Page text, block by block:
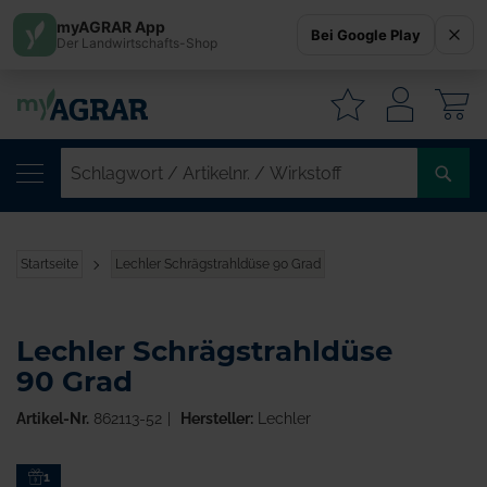
Startseite Lechler Schrägstrahldüse 90 Grad
Zum1
Lechler Schrägstrahldüse
90 Grad
Artikel-Nr. 862113-52 Hersteller:Lechler
myAGRAR App
Der Landwirtschafts-Shop Bei Google Play